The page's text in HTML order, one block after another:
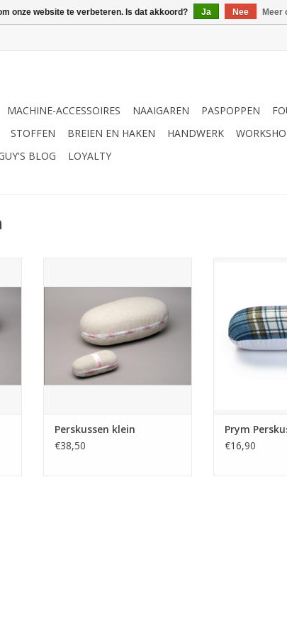
MACHINE-ACCESSOIRES NAAIGAREN PASPOPPEN
STOFFEN BREIEN EN HAKEN HANDWERK
BLOG LOYALTY
TOEVOEGEN AAN WINKELWAGEN
Perskussen klein
€38,50
Prym
€16,90
onze website te verbeteren. Is dat akkoord? Ja Nee Meer